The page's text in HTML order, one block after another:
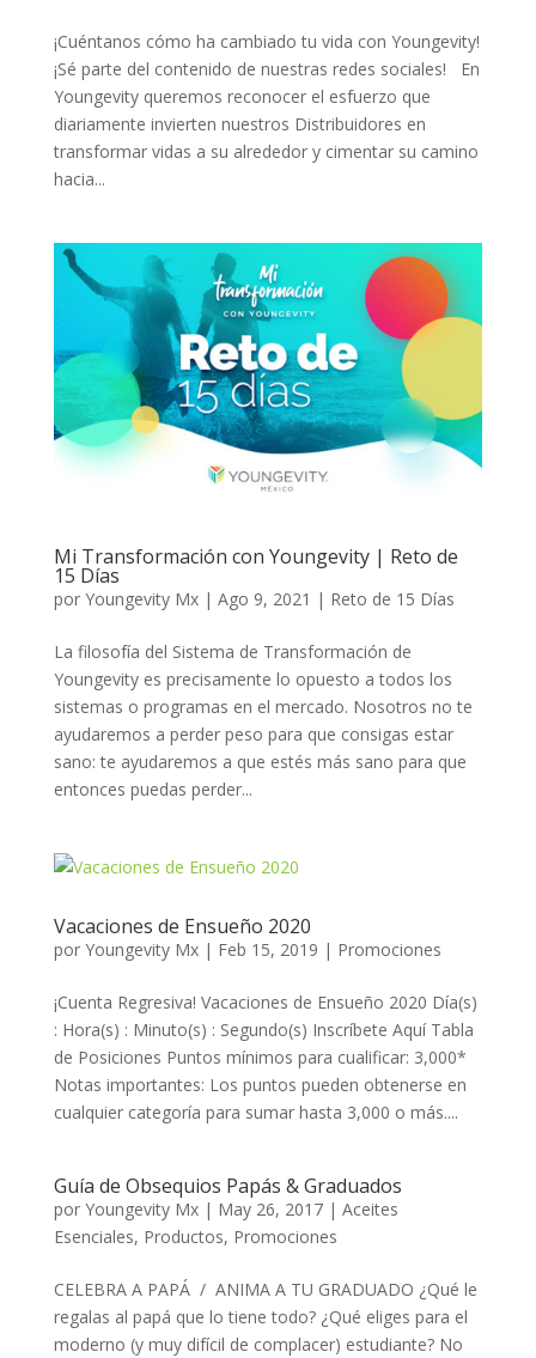
¡Cuéntanos cómo ha cambiado tu vida con Youngevity!
¡Sé parte del contenido de nuestras redes sociales! En
Youngevity queremos reconocer el esfuerzo que
diariamente invierten nuestros Distribuidores en
transformar vidas a su alrededor y cimentar su camino
hacia...
Mi Transformación con Youngevity | Reto de
15 Días
por Youngevity Mx| Ago 9, 2021 | Reto de 15 Días
La filosofía del Sistema de Transformación de
Youngevity es precisamente lo opuesto a todos los
sistemas o programas en el mercado. Nosotros no te
ayudaremos a perder peso para que consigas estar
sano: te ayudaremos a que estés más sano para que
entonces puedas perder...
Vacaciones de Ensueño 2020
por Youngevity Mx| Feb 15, 2019 | Promociones
¡Cuenta Regresiva! Vacaciones de Ensueño 2020 Día(s)
: Hora(s) : Minuto(s) : Segundo(s) Inscríbete Aquí Tabla
de Posiciones Puntos mínimos para cualificar: 3,000*
Notas importantes: Los puntos pueden obtenerse en
cualquier categoría para sumar hasta 3,000 o más....
Guía de Obsequios Papás & Graduados
por Youngevity Mx| May 26, 2017| Aceites
Esenciales, Productos, Promociones
CELEBRA A PAPÁ / ANIMA A TU GRADUADO ¿Qué le
regalas al papá que lo tiene todo? ¿Qué eliges para el
moderno (y muy difícil de complacer) estudiante? No